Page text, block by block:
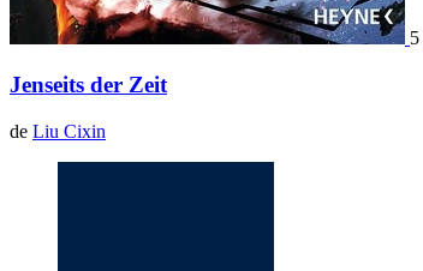
Jenseits der Zeit
de Liu Cixin